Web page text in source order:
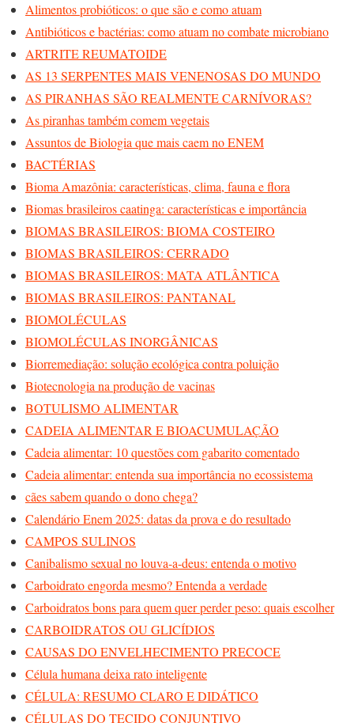
Alimentos probióticos: o que são e como atuam
Antibióticos e bactérias: como atuam no combate microbiano
ARTRITE REUMATOIDE
AS 13 SERPENTES MAIS VENENOSAS DO MUNDO
AS PIRANHAS SÃO REALMENTE CARNÍVORAS?
As piranhas também comem vegetais
Assuntos de Biologia que mais caem no ENEM
BACTÉRIAS
Bioma Amazônia: características, clima, fauna e flora
Biomas brasileiros caatinga: características e importância
BIOMAS BRASILEIROS: BIOMA COSTEIRO
BIOMAS BRASILEIROS: CERRADO
BIOMAS BRASILEIROS: MATA ATLÂNTICA
BIOMAS BRASILEIROS: PANTANAL
BIOMOLÉCULAS
BIOMOLÉCULAS INORGÂNICAS
Biorremediação: solução ecológica contra poluição
Biotecnologia na produção de vacinas
BOTULISMO ALIMENTAR
CADEIA ALIMENTAR E BIOACUMULAÇÃO
Cadeia alimentar: 10 questões com gabarito comentado
Cadeia alimentar: entenda sua importância no ecossistema
cães sabem quando o dono chega?
Calendário Enem 2025: datas da prova e do resultado
CAMPOS SULINOS
Canibalismo sexual no louva-a-deus: entenda o motivo
Carboidrato engorda mesmo? Entenda a verdade
Carboidratos bons para quem quer perder peso: quais escolher
CARBOIDRATOS OU GLICÍDIOS
CAUSAS DO ENVELHECIMENTO PRECOCE
Célula humana deixa rato inteligente
CÉLULA: RESUMO CLARO E DIDÁTICO
CÉLULAS DO TECIDO CONJUNTIVO